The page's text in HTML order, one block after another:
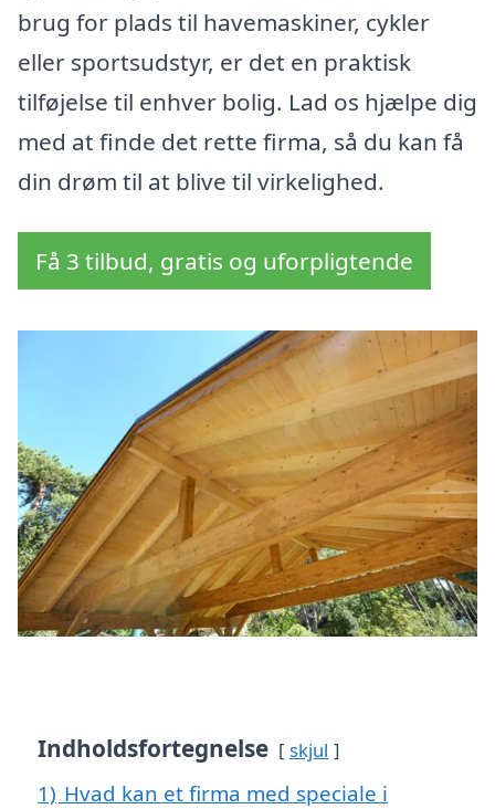
brug for plads til havemaskiner, cykler
eller sportsudstyr, er det en praktisk
tilføjelse til enhver bolig. Lad os hjælpe dig
med at finde det rette firma, så du kan få
din drøm til at blive til virkelighed.
Få 3 tilbud, gratis og uforpligtende
Indholdsfortegnelse skjul
1) Hvad kan et firma med speciale i